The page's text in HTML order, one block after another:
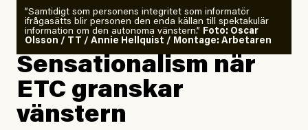
”Samtidigt som personens integritet som informatör
ifrågasätts blir personen den enda källan till spektakulär
information om den autonoma vänstern.” Foto: Oscar
Olsson / TT / Annie Hellquist / Montage: Arbetaren
Sensationalism när
ETC granskar
vänstern